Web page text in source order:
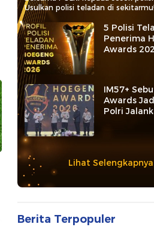
Usulkan polisi teladan di
5 Polisi
Penerima
Awards
Kategori
IM57+
Awards
Polri
Lihat Selengkapnya
Berita Terpopuler